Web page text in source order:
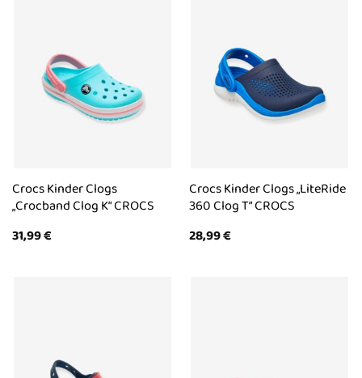
Crocs Kinder Clogs
„Crocband Clog K“ CROCS
31,99€
Crocs Kinder Clogs „LiteRide
360 Clog T“ CROCS
28,99€